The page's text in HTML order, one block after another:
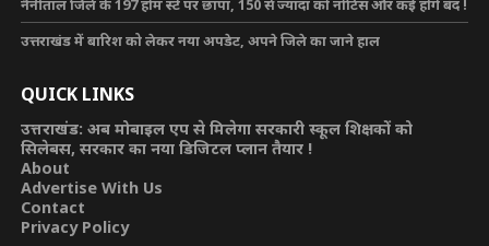
नैनीताल जिले के 197 होम स्टे पर छापा, 150 से ज्यादा को नोटिस और कई होंगे बंद !
उत्तराखंड में बारिश को लेकर नया अपडेट, अपने जिले का जाने हाल
QUICK LINKS
उत्तराखंड: अब मोबाइल एप से मिलेगा सरकारी स्कूल शिक्षकों को
सिलेबस, सरकार का नया डिजिटल प्लान तैयार !
About
Advertise With Us
Contact
Privacy Policy